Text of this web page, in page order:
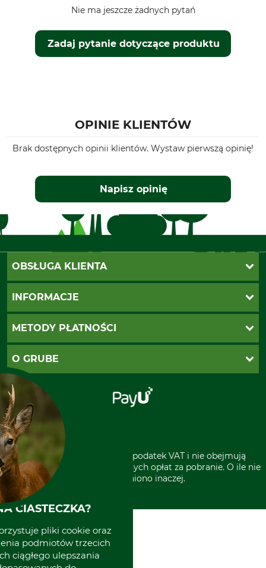
Zadaj pytanie dotyczące produktu
Nie ma jeszcze żadnych pytań
OPINIE KLIENTÓW
Brak dostępnych opinii klientów. Wystaw pierwszą opinię!
Napisz opinię
OBSŁUGA KLIENTA
Katalogi Grube
Ustawienia plików cookie
INFORMACJE
Koszty dostawy
Regulamin sklepu
Klauzula RODO
Odstąpienie od zamówienia
METODY PŁATNOŚCI
PayU
Za pobraniem (z dopłatą)
Polecenie zapłaty SEPA
O GRUBE
Sklep stacjonarny
Kontakt
Grube w Europie
* Wszystkie ceny zawierają podatek VAT i nie obejmują
kosztów wysyłki lub ewentualnych opłat za pobranie. O ile nie
wyszczególniono inaczej.
CIASTECZKA?
pliki cookie oraz
podmiotów trzecich
ciągłego ulepszania